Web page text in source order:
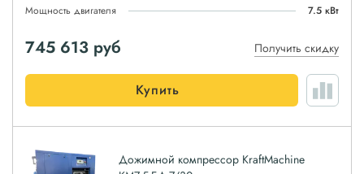
Мощность двигателя
7.5 кВт
745 613 руб Получить скидку
Купить
Дожимной компрессор KraftMachine